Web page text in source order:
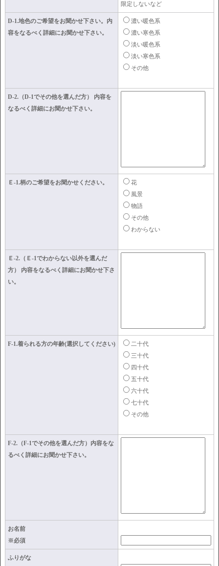
限定しないなど
D-1.地色のご希望をお聞かせ下さい。内
容をなるべく詳細にお聞かせ下さい。
濃い暖色系
濃い寒色系
淡い暖色系
淡い寒色系
その他
D-2.（D-1でその他を選んだ方） 内容を
なるべく詳細にお聞かせ下さい。
Ｅ-1.柄のご希望をお聞かせください。
花
風景
物語
その他
わからない
Ｅ-2.（Ｅ-1でわからない以外を選んだ
方） 内容をなるべく詳細にお聞かせ下さ
い。
F-1.着られる方の年齢(選択してください)
二十代
三十代
四十代
五十代
六十代
七十代
その他
F-2.（F-1でその他を選んだ方）内容をな
るべく詳細にお聞かせ下さい。
お名前
※必須
ふりがな